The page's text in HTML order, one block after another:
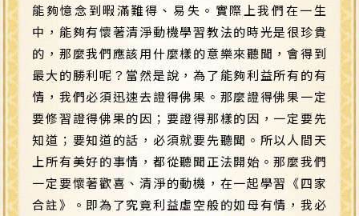
能夠憶念到暇滿難得、易失。實際上我們在一生
中，能夠有懷著清淨動機學習教法的時光是很珍貴
的，那麼我們應該用什麼樣的意樂來聽聞，會得到
最大的勝利呢？當然是說，為了能夠利益所有的有
情，我們必須迅速去證得佛果。那麼證得佛果一定
要修習證得佛果的因；要證得那樣的因，一定要先
知道；要知道的話，必須就要先聽聞。所以人間天
上所有美好的事情，都從聽聞正法開始。那麼我們
一定要懷著歡喜、清淨的動機，在一起學習《四家
合註》。即為了究竟利益虛空般的如母有情，我必